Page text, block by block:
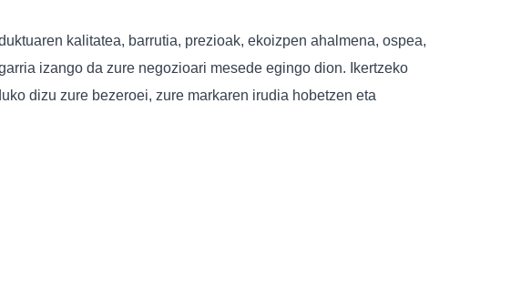
kalitatea, barrutia, prezioak, ekoizpen ahalmena, ospea,
izango da zure negozioari mesede egingo dion. Ikertzeko
dizu zure bezeroei, zure markaren irudia hobetzen eta